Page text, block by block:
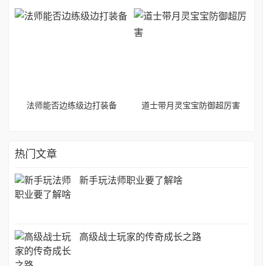
法师能否边练级边打装备 道士带月灵宝宝防御超厉害
热门文章
新手玩法师职业要了解啥
高级战士玩家的传奇成长之路